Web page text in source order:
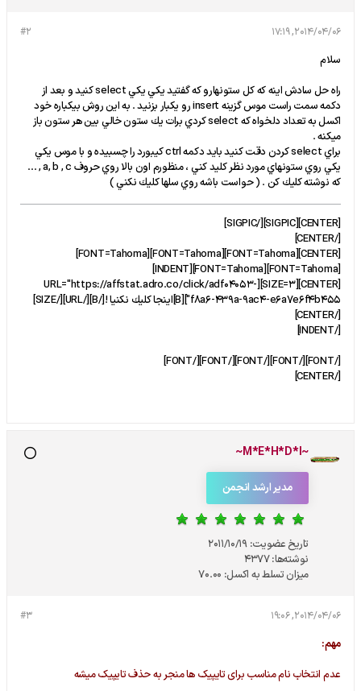
#2 2014/04/06, 17:19
سلام
راه حل سادش اينه كه كل ستونهارو كه گفتيد يكي يكي select كنيد و بعد از
دكمه سمت راست موس گزينه insert رو يكبار بزنيد . به اين روش بيكباره خود
اكسل به تعداد دلخواه كه select كردي برات يك ستون خالي بين هر ستون باز
ميكنه .
براي select كردن دقت كنيد بايد دكمه ctrl كيبورد را چسبيده و با موس يكي
يكي روي ستونهاي مورد نظر كليد كني ، منظورم اون بالا روي حروف a, b , c , ...
كه نوشته كليك كن . ( حواست باشه روي سلها كليك نكني )
[CENTER][SIGPIC][/SIGPIC]
[/CENTER]
[CENTER][FONT=Tahoma][FONT=Tahoma][FONT=Tahoma]
[FONT=Tahoma][FONT=Tahoma][INDENT]
[CENTER][SIZE=3][URL="https://affstat.adro.co/click/adf04053-
f8a6-439a-9ac4-e6a7e6f4b455"][B]اينجا كليك نكنيا ![/B][/URL][/SIZE]
[/CENTER]
[/INDENT]
[/FONT][/FONT][/FONT][/FONT][/FONT]
[/CENTER]
~M*E*H*D*I~
مدیر ارشد انجمن
تاریخ عضویت: 2011/10/19
نوشته‌ها:4377
میزان تسلط به اکسل: 70.00
#3 2014/04/06, 19:06
مهم:
عدم انتخاب نام مناسب برای تایپیک ها منجر به حذف تایپیک میشه